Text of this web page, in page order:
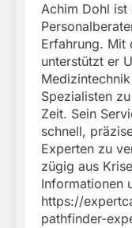
Achim Dohl ist
Erfahrung. Mit
unterstützt er
Spezialisten
Zeit. Sein
schnell,
Experten zu
zügig aus
Informationen
https://
pathfinder-